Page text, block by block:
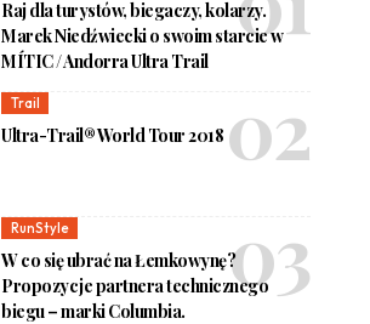
Raj dla turystów, biegaczy, kolarzy.
Marek Niedźwiecki o swoim starcie w
MÍTIC / Andorra Ultra Trail
Trail
Ultra-Trail® World Tour 2018
RunStyle
W co się ubrać na Łemkowynę?
Propozycje partnera technicznego
biegu – marki Columbia.